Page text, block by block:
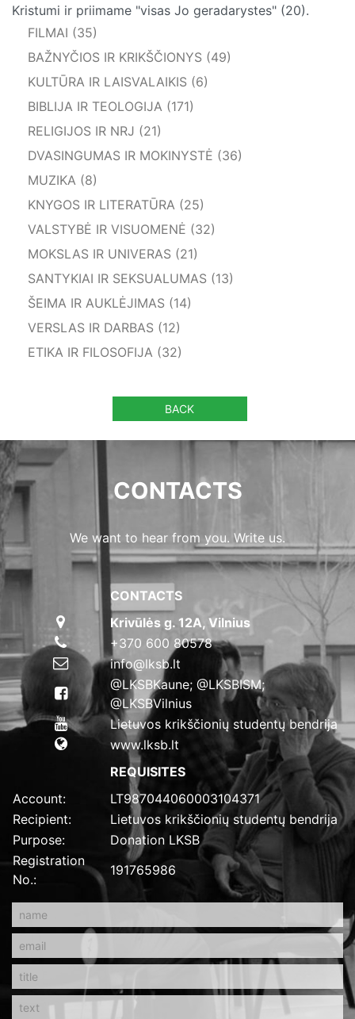
Kristumi ir priimame "visas Jo geradarystes" (20).
FILMAI (35)
BAŽNYČIOS IR KRIKŠČIONYS (49)
KULTŪRA IR LAISVALAIKIS (6)
BIBLIJA IR TEOLOGIJA (171)
RELIGIJOS IR NRJ (21)
DVASINGUMAS IR MOKINYSTĖ (36)
MUZIKA (8)
KNYGOS IR LITERATŪRA (25)
VALSTYBĖ IR VISUOMENĖ (32)
MOKSLAS IR UNIVERAS (21)
SANTYKIAI IR SEKSUALUMAS (13)
ŠEIMA IR AUKLĖJIMAS (14)
VERSLAS IR DARBAS (12)
ETIKA IR FILOSOFIJA (32)
BACK
CONTACTS
We want to hear from you. Write us.
CONTACTS
Krivūlės g. 12A, Vilnius
+370 600 80578
info@lksb.lt
@LKSBKaune; @LKSBISM;
@LKSBVilnius
Lietuvos krikščionių studentų bendrija
www.lksb.lt
REQUISITES
Account:
LT987044060003104371
Recipient:
Lietuvos krikščionių studentų bendrija
Purpose:
Donation LKSB
Registration
No.:
191765986